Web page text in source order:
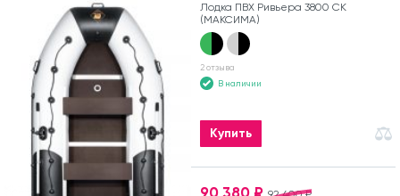
Лодка ПВХ Ривьера 3800 СК
(МАКСИМА)
2 отзыва
В наличии
Купить
90 380 ₽